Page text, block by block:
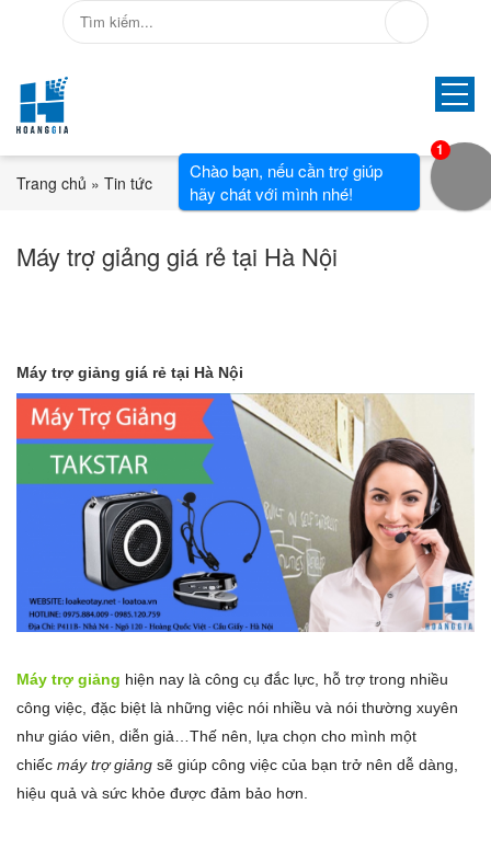
Trang chủ » Tin tức
Máy trợ giảng giá rẻ tại Hà Nội
Máy trợ giảng giá rẻ tại Hà Nội
Máy trợ giảng hiện nay là công cụ đắc lực, hỗ trợ trong nhiều
công việc, đặc biệt là những việc nói nhiều và nói thường xuyên
như giáo viên, diễn giả…Thế nên, lựa chọn cho mình một
chiếc máy trợ giảng sẽ giúp công việc của bạn trở nên dễ dàng,
hiệu quả và sức khỏe được đảm bảo hơn.
Chào bạn, nếu cần trợ giúp
hãy chát với mình nhé!
1